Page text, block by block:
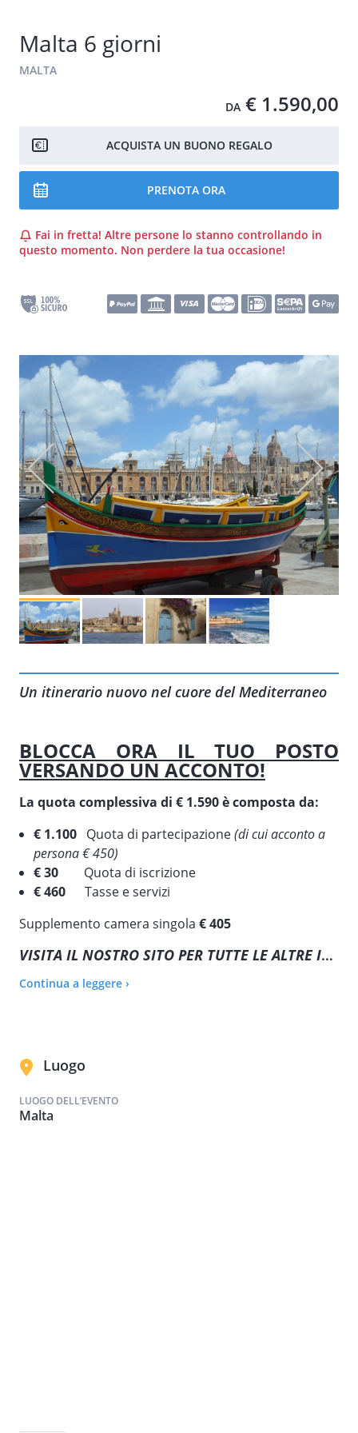
Malta 6 giorni
MALTA
DA € 1.590,00
ACQUISTA UN BUONO REGALO
PRENOTA ORA
Fai in fretta! Altre persone lo stanno controllando in
questo momento. Non perdere la tua occasione!
Un itinerario nuovo nel cuore del Mediterraneo
BLOCCA ORA IL TUO POSTO
VERSANDO UN ACCONTO!
La quota complessiva di € 1.590 è composta da:
€ 1.100 Quota di partecipazione(di cui acconto a
persona € 450)
€ 30 Quota di iscrizione
€ 460 Tasse e servizi
Supplemento camera singola € 405
VISITA IL NOSTRO SITO PER TUTTE LE ALTRE INFORMAZIONI:
Continua a leggere ›
Luogo
LUOGO DELL’EVENTO
Malta